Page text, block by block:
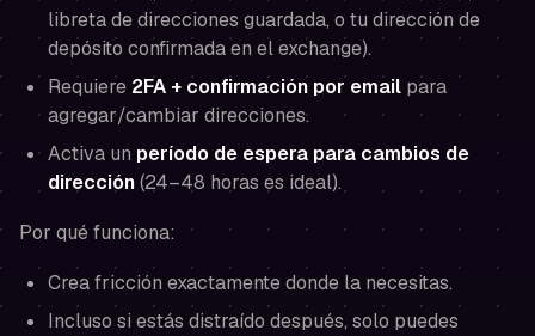
libreta de direcciones guardada, o tu dirección de
depósito confirmada en el exchange).
Requiere 2FA + confirmación por email para
agregar/cambiar direcciones.
Activa un período de espera para cambios de
dirección(24–48 horas es ideal).
Por qué funciona:
Crea fricción exactamente donde la necesitas.
Incluso si estás distraído después, solo puedes